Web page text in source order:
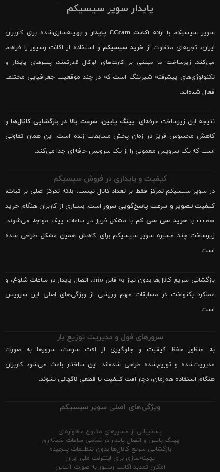
پایدار سوپر سیسیکم
سوپر سیسیکم با ارائه اکانت CCcam پایدار
و بهینه‌سازی‌شده برای کاربران
ایران، تجربه‌ای متفاوت از خرید سیسیکمو استفاده از اکانت رسیور را فراهم
می‌کند. زیرساخت ما مبتنی بر کارت‌های لوکال قدرتمند، پییرهای پایدار و
تکنولوژی‌های پیشرفته شیرینگ است که در چند موقعیت جغرافیایی مختلف
فعال شده‌اند.
نتیجه این زیرساخت حرفه‌ای، پینگ پایین، سرعت بالا در بازگشایی کانال‌هاو
کاهش محسوس فریز در زمان پخش مسابقات زنده است. این همان تفاوتی
است که یک سرویس معمولی را از یک سرویس حرفه‌ای جدا می‌کند.
کیفیت و پایداری در فروش سیسیکم
در سوپر سیسیکم تمرکز فقط بر تعداد کانال نیست؛ بلکه تمرکز اصلی بر ثبات،
کیفیت تصویر و سرعت پاسخ‌گویی سروراست. بسیاری از کاربران هنگام خرید
cccam یا خرید سی سی کمبا مشکل فریز در ساعات پیک مواجه می‌شوند.
زیرساخت چند مسیره سوپر سیسیکم برای کاهش همین مشکل طراحی شده
است.
بازگشایی سریع کانال‌ها بدون نیاز به فایل prio، اتصال پایدار در ساعات شلوغ، و
عملکرد یکنواخت در مسابقات مهم ورزشی از ویژگی‌های اصلی این سرویس
است.
سرورهای فول و مدیریت توزیع بار
به منظور حفظ کیفیت و جلوگیری از افت سرعت، سرورها به صورت
مدیریت‌شده و توزیع‌شده طراحی شده‌اند. این ساختار باعث می‌شود کاربران
هنگام استفاده هم‌زمان، دچار افت کیفیت یا قطعی ناگهانی نشوند.
ویژگی‌های اصلی سوپر سیسیکم
پشتیبانی از مسیرهای متنوع ماهواره‌ای
پینگ پایین و اتصال پایدار در تمامی ساعات شبانه‌روز
بازگشایی سریع کانال‌ها بدون تنظیمات پیچیده
بهینه‌سازی برای اینترنت ملی ایران
امکان تمدید اکانت رسیور به صورت آنلاین